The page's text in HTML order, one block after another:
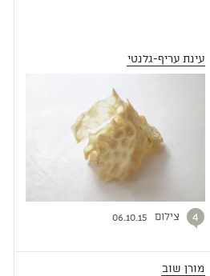
עינת עריף-גלנטי
4 צילום 06.10.15
מורן שוב